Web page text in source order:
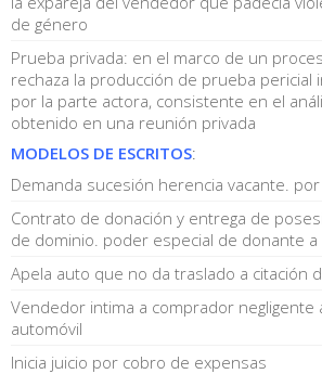
de género
Prueba privada: en el marco de un
rechaza la producción de prueba pericial
por la parte actora, consistente en el
obtenido en una reunión privada
MODELOS DE ESCRITOS:
Demanda sucesión herencia vacante.
Contrato de donación y entrega de
de dominio. poder especial de donante
Apela auto que no da traslado a citación
Vendedor intima a comprador
automóvil
Inicia juicio por cobro de expensas